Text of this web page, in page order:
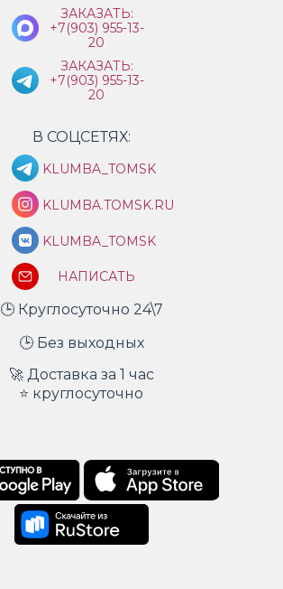
ЗАКАЗАТЬ:
+7(903) 955-13-
20
ЗАКАЗАТЬ:
+7(903) 955-13-
20
В СОЦСЕТЯХ:
KLUMBA_TOMSK
KLUMBA.TOMSK.RU
KLUMBA_TOMSK
НАПИСАТЬ
🕒 Круглосуточно 24\7
🕒 Без выходных
🚀 Доставка за 1 час
⭐ круглосуточно